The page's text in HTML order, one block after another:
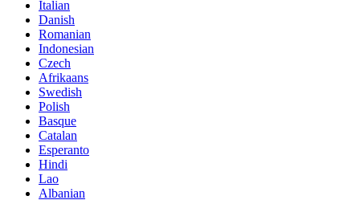
Italian
Danish
Romanian
Indonesian
Czech
Afrikaans
Swedish
Polish
Basque
Catalan
Esperanto
Hindi
Lao
Albanian